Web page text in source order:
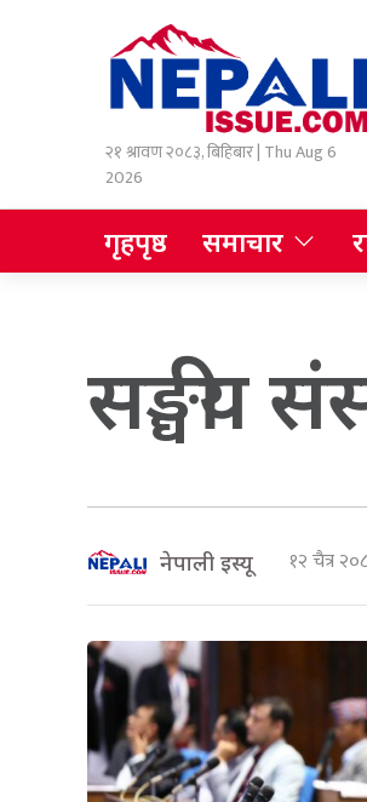
२१ श्रावण २०८३, बिहिबार | Thu Aug 6
2026
गृहपृष्ठ समाचार
सङ्घीय
नेपाली इस्यू १२ चैत्र